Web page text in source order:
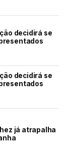
decidirá se
decidirá se
já atrapalha